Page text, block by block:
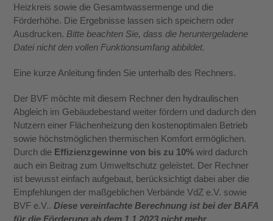
Heizkreis sowie die Gesamtwassermenge und die
Förderhöhe. Die Ergebnisse lassen sich speichern oder
Ausdrucken. Bitte beachten Sie, dass die heruntergeladene
Datei nicht den vollen Funktionsumfang abbildet.
Eine kurze Anleitung finden Sie unterhalb des Rechners.
Der BVF möchte mit diesem Rechner den hydraulischen
Abgleich im Gebäudebestand weiter fördern und dadurch den
Nutzern einer Flächenheizung den kostenoptimalen Betrieb
sowie höchstmöglichen thermischen Komfort ermöglichen.
Durch die Effizienzgewinne von bis zu 10% wird dadurch
auch ein Beitrag zum Umweltschutz geleistet. Der Rechner
ist bewusst einfach aufgebaut, berücksichtigt dabei aber die
Empfehlungen der maßgeblichen Verbände VdZ e.V. sowie
BVF e.V.. Diese vereinfachte Berechnung ist bei der BAFA
für die Förderung ab dem 1.1.2023 nicht mehr